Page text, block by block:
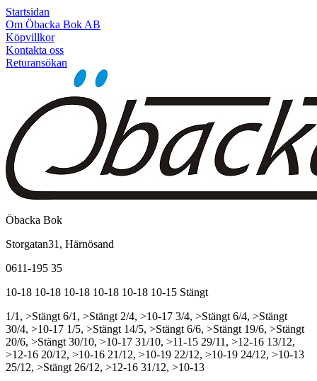
Startsidan
Om Öbacka Bok AB
Köpvillkor
Kontakta oss
Returansökan
Öbacka Bok
Storgatan31, Härnösand
0611-195 35
10-18 10-18 10-18 10-18 10-18 10-15 Stängt
1/1, >Stängt 6/1, >Stängt 2/4, >10-17 3/4, >Stängt 6/4, >Stängt
30/4, >10-17 1/5, >Stängt 14/5, >Stängt 6/6, >Stängt 19/6, >Stängt
20/6, >Stängt 30/10, >10-17 31/10, >11-15 29/11, >12-16 13/12,
>12-16 20/12, >10-16 21/12, >10-19 22/12, >10-19 24/12, >10-13
25/12, >Stängt 26/12, >12-16 31/12, >10-13